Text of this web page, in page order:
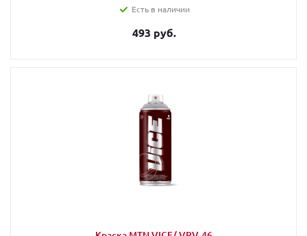
Есть в наличии
493 руб.